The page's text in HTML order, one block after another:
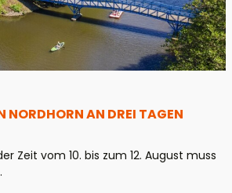
NORDHORN AN DREI TAGEN
Zeit vom 10. bis zum 12. August muss